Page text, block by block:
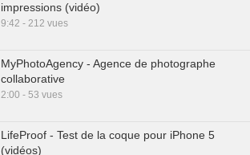
impressions (vidéo)
9:42 - 212 vues
MyPhotoAgency - Agence de photographe
collaborative
2:00 - 53 vues
LifeProof - Test de la coque pour iPhone 5
(vidéos)